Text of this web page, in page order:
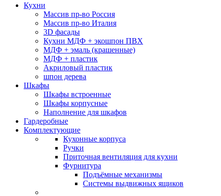
Кухни
Массив пр-во Россия
Массив пр-во Италия
3D фасады
Кухни МДФ + экошпон ПВХ
МДФ + эмаль (крашенные)
МДФ + пластик
Акриловый пластик
шпон дерева
Шкафы
Шкафы встроенные
Шкафы корпусные
Наполнение для шкафов
Гардеробные
Комплектующие
Кухонные корпуса
Ручки
Приточная вентиляция для кухни
Фурнитура
Подъёмные механизмы
Системы выдвижных ящиков